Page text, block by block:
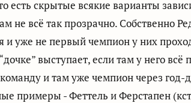
есть скрытые всякие варианты
не всё так прозрачно. Собственно
и уже не первый чемпион у них
выступает, если там у него всё
и там уже чемпион через год-
примеры - Феттель и Ферстапен